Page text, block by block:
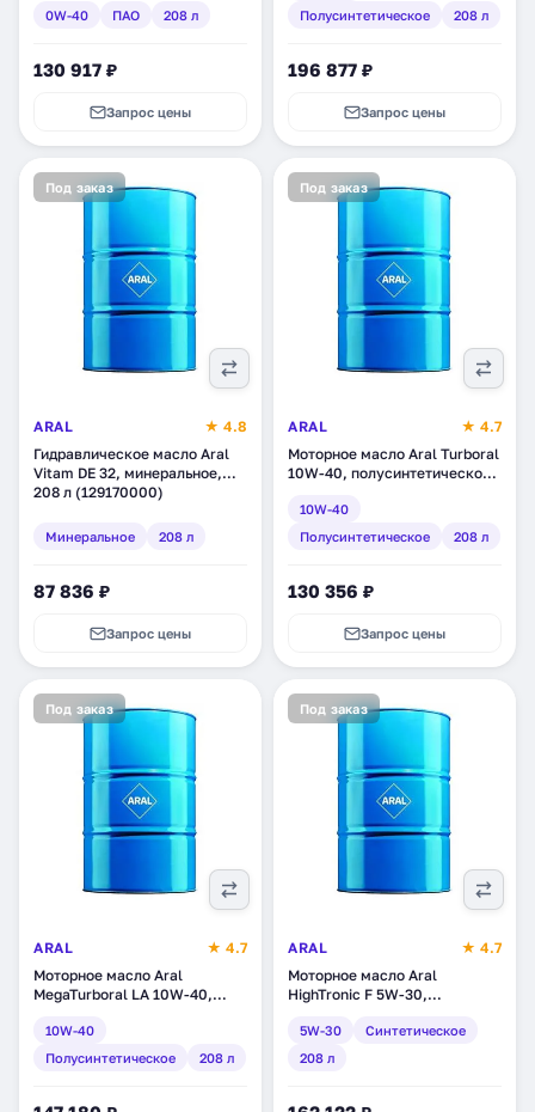
0W-40 ПАО 208 л
130 917 ₽
Запрос цены
Полусинтетическое
208 л
196 877 ₽
Запрос цены
Под заказ
ARAL
★ 4.8
Гидравлическое масло Aral
Vitam DE 32, минеральное,
208 л (129170000)
Минеральное 208 л
87 836 ₽
Запрос цены
Под заказ
ARAL
★ 4.7
Моторное масло Aral Turboral
10W-40, полусинтетическое,
10W-40
Полусинтетическое
208 л
130 356 ₽
Запрос цены
Под заказ
ARAL
★ 4.7
Моторное масло Aral
MegaTurboral LA 10W-40,
(11289)
10W-40
Полусинтетическое
208 л
Под заказ
ARAL
★ 4.7
Моторное масло Aral
HighTronic F 5W-30,
5W-30
Синтетическое
208 л